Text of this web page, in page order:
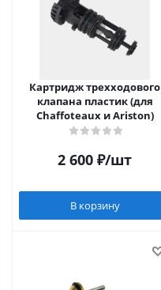
Картридж трехходового
клапана пластик (для
Chaffoteaux и Аriston)
2 600 ₽/шт
В корзину